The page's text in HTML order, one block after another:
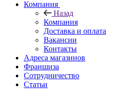
Компания
Назад
Компания
Доставка и оплата
Вакансии
Контакты
Адреса магазинов
Франшиза
Сотрудничество
Статьи